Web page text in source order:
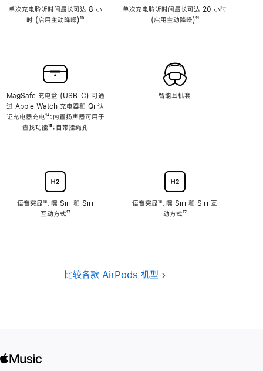
单次充电聆听时间最长可达 8 小
时 (启用主动降噪)脚
¹⁰
MagSafe 充电盒 (USB-C) 可通
过 Apple Watch 充电器和 Qi 认
证充电器充电脚
注
¹⁴；内置扬声器可用于
查找功能脚
¹⁵；自带挂绳孔
语音突显脚
注
¹⁶、嘿 Siri 和 Siri
互动方式脚
¹⁷
单次充电聆听时间最长可达 20 小时
(启用主动降噪)脚
¹¹
智能耳机套
语音突显脚
注
¹⁶、嘿 Siri 和 Siri 互
动方式脚
¹⁷
比较各款 AirPods 机型